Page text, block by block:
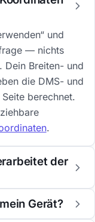
und
— nichts
Breiten- und
die DMS- und
berechnet.
.
der
Gerät?